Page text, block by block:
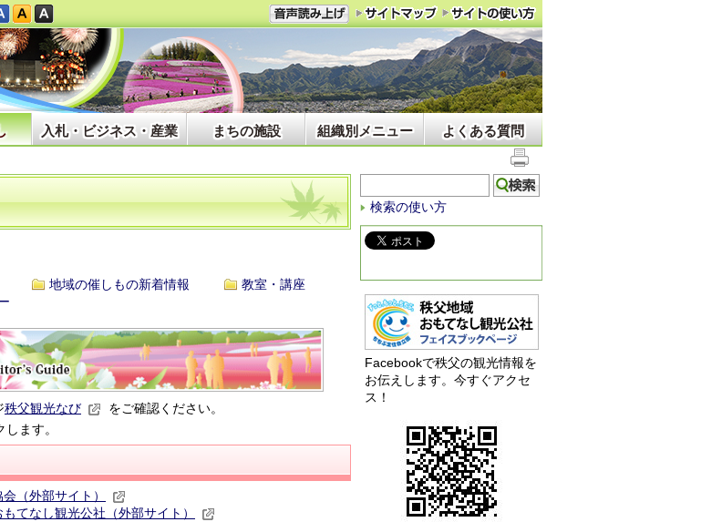
入札・ビジネス・産業 まちの施設 組織別メニュー よくある質問
地域の催しもの新着情報
教室・講座
秩父観光なび
をご確認ください。
ます。
（外部サイト）
もてなし観光公社（外部サイト）
検索の使い方
Facebookで秩父の観光情報を
お伝えします。今すぐアクセ
ス！